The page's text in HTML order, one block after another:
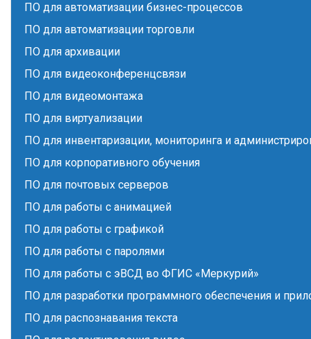
ПО для автоматизации бизнес-процессов
ПО для автоматизации торговли
ПО для архивации
ПО для видеоконференцсвязи
ПО для видеомонтажа
ПО для виртуализации
ПО для инвентаризации, мониторинга и
ПО для корпоративного обучения
ПО для почтовых серверов
ПО для работы с анимацией
ПО для работы с графикой
ПО для работы с паролями
ПО для работы с эВСД во ФГИС «Меркурий»
ПО для разработки программного обеспечения и
ПО для распознавания текста